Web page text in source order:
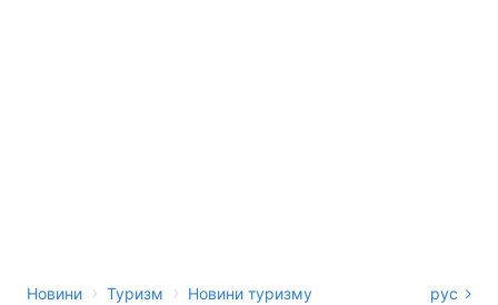
Новини › Туризм › Новини туризму рус